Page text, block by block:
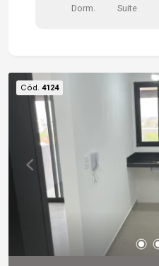
Dorm. Suite
Cód. 4124